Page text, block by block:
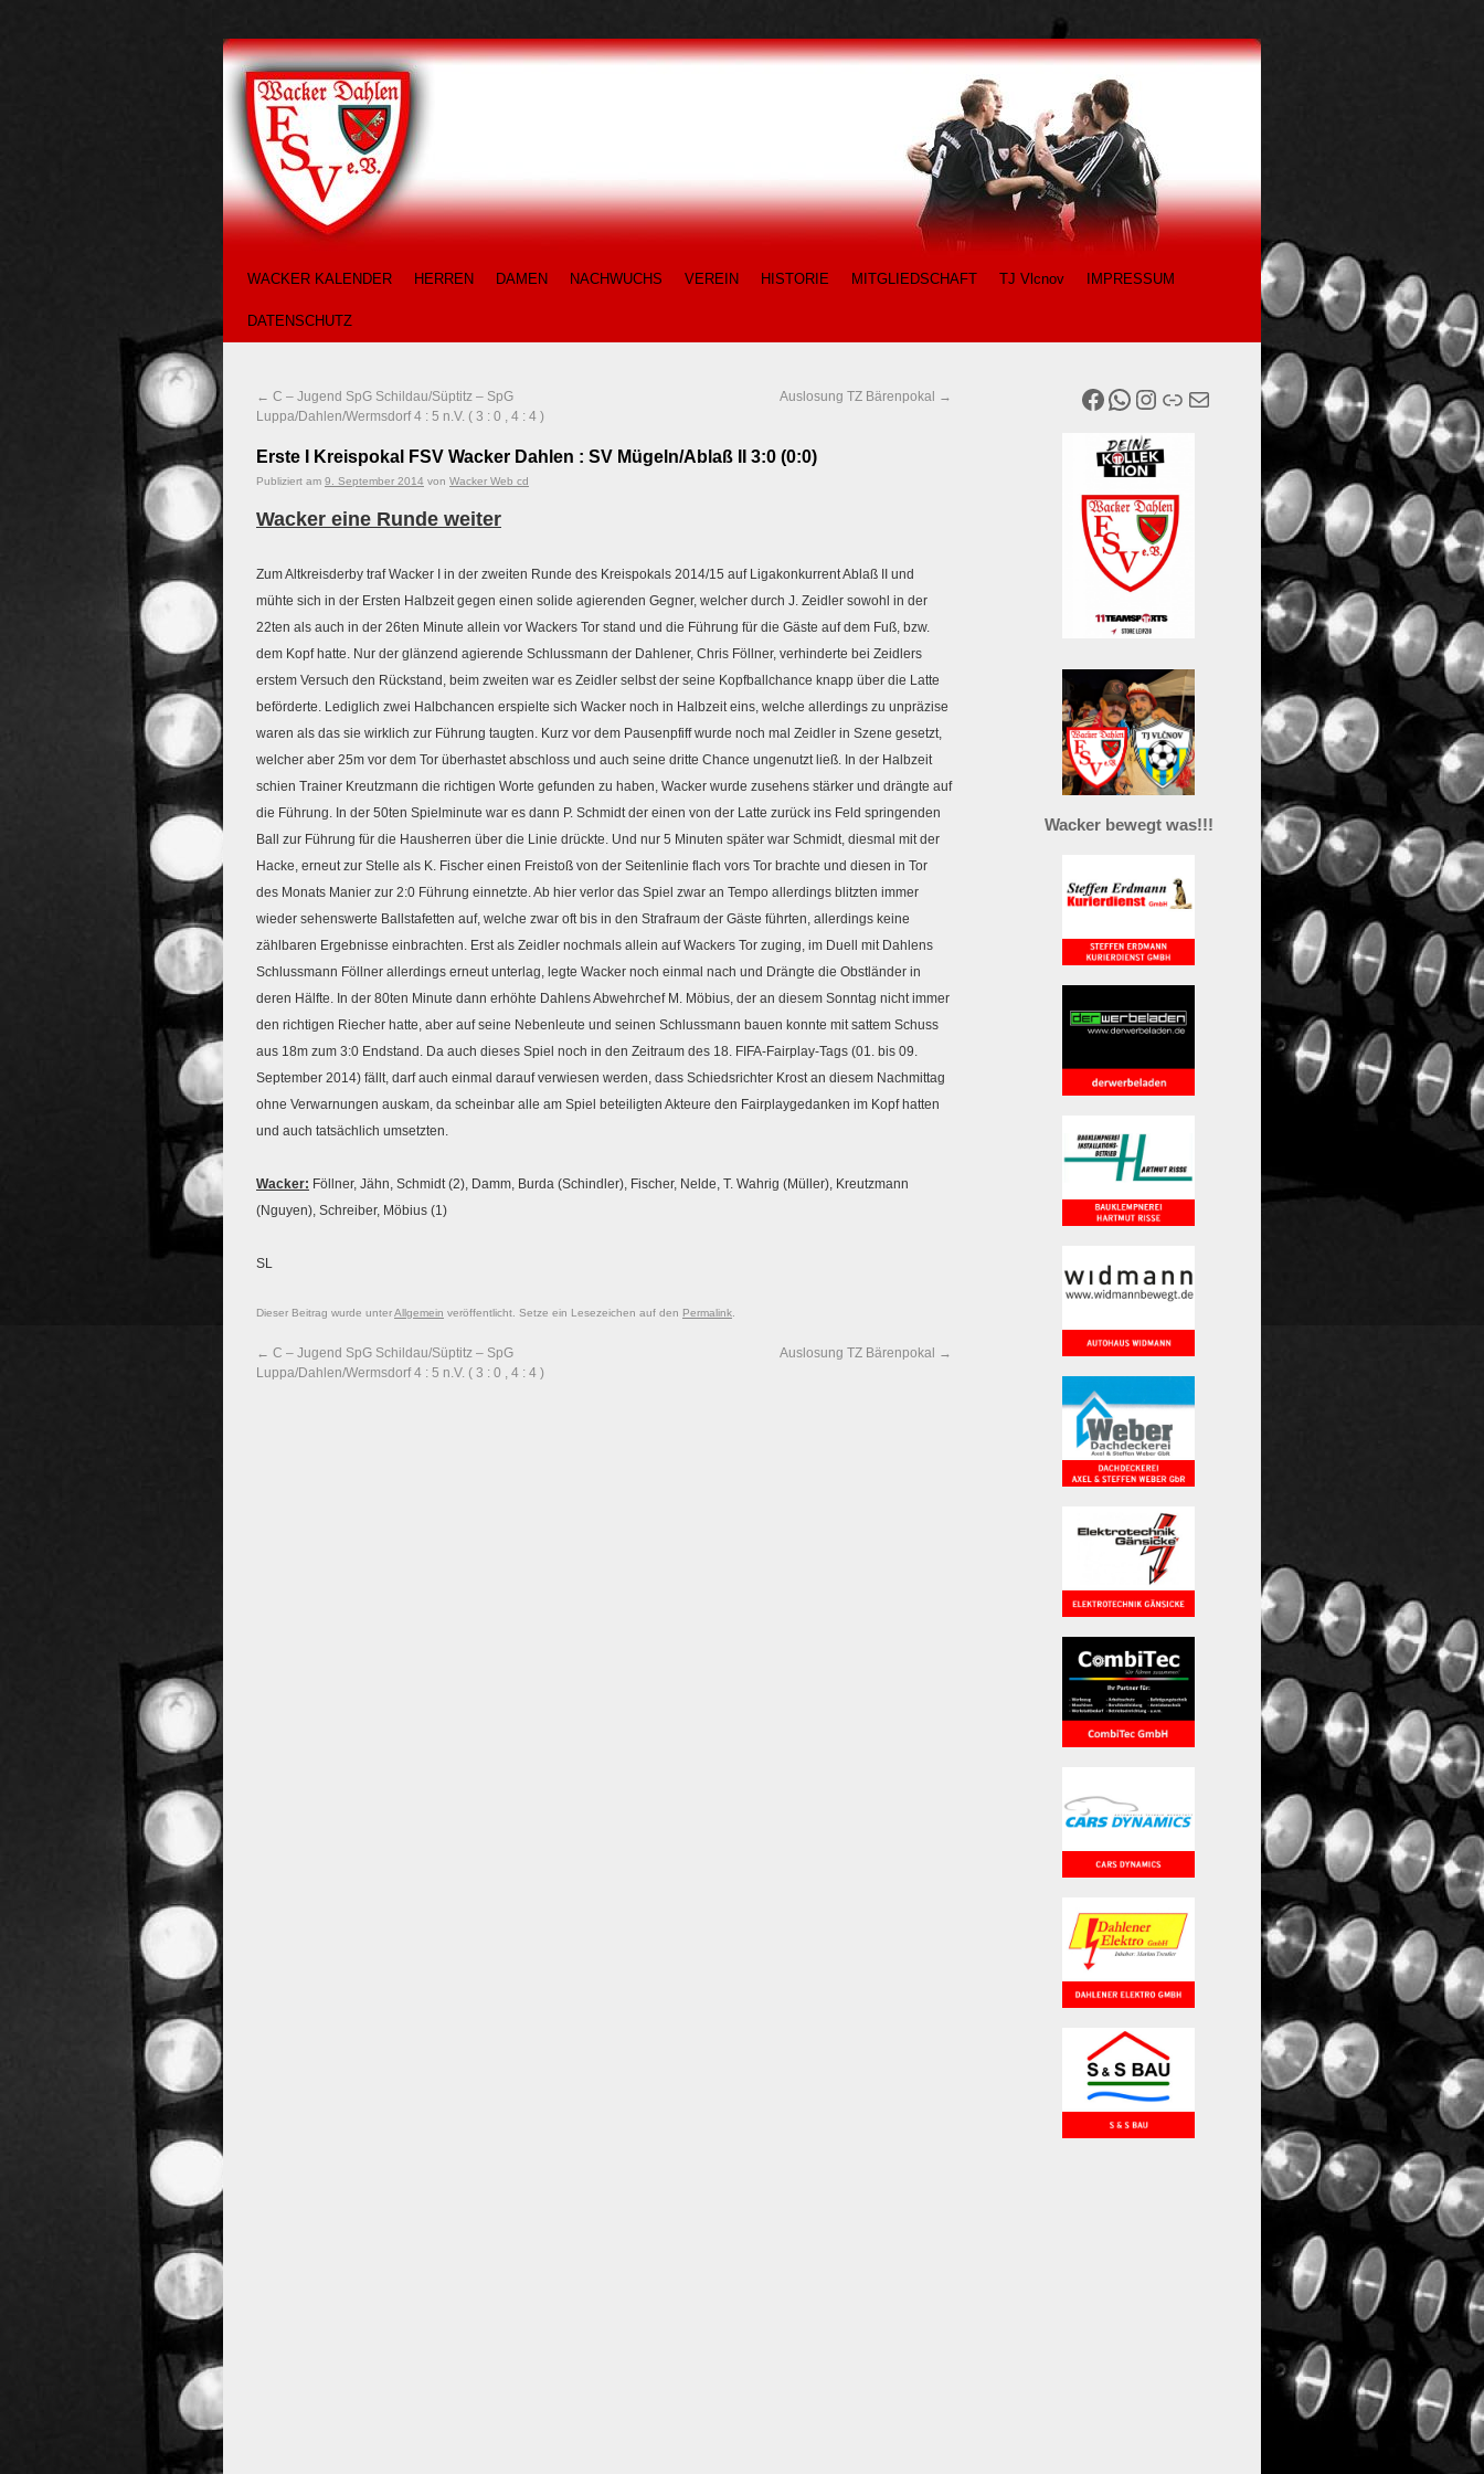
WACKER KALENDER HERREN DAMEN NACHWUCHS VEREIN HISTORIE MITGLIEDSCHAFT TJ Vlcnov IMPRESSUM
DATENSCHUTZ
← C – Jugend SpG Schildau/Süptitz – SpG
Luppa/Dahlen/Wermsdorf 4 : 5 n.V. ( 3 : 0 , 4 : 4 )
Auslosung TZ Bärenpokal →
Erste I Kreispokal FSV Wacker Dahlen : SV Mügeln/Ablaß II 3:0 (0:0)
Publiziert am 9. September 2014 von Wacker Web cd
Wacker eine Runde weiter
Zum Altkreisderby traf Wacker I in der zweiten Runde des Kreispokals 2014/15 auf Ligakonkurrent Ablaß II und
mühte sich in der Ersten Halbzeit gegen einen solide agierenden Gegner, welcher durch J. Zeidler sowohl in der
22ten als auch in der 26ten Minute allein vor Wackers Tor stand und die Führung für die Gäste auf dem Fuß, bzw.
dem Kopf hatte. Nur der glänzend agierende Schlussmann der Dahlener, Chris Föllner, verhinderte bei Zeidlers
erstem Versuch den Rückstand, beim zweiten war es Zeidler selbst der seine Kopfballchance knapp über die Latte
beförderte. Lediglich zwei Halbchancen erspielte sich Wacker noch in Halbzeit eins, welche allerdings zu unpräzise
waren als das sie wirklich zur Führung taugten. Kurz vor dem Pausenpfiff wurde noch mal Zeidler in Szene gesetzt,
welcher aber 25m vor dem Tor überhastet abschloss und auch seine dritte Chance ungenutzt ließ. In der Halbzeit
schien Trainer Kreutzmann die richtigen Worte gefunden zu haben, Wacker wurde zusehens stärker und drängte auf
die Führung. In der 50ten Spielminute war es dann P. Schmidt der einen von der Latte zurück ins Feld springenden
Ball zur Führung für die Hausherren über die Linie drückte. Und nur 5 Minuten später war Schmidt, diesmal mit der
Hacke, erneut zur Stelle als K. Fischer einen Freistoß von der Seitenlinie flach vors Tor brachte und diesen in Tor
des Monats Manier zur 2:0 Führung einnetzte. Ab hier verlor das Spiel zwar an Tempo allerdings blitzten immer
wieder sehenswerte Ballstafetten auf, welche zwar oft bis in den Strafraum der Gäste führten, allerdings keine
zählbaren Ergebnisse einbrachten. Erst als Zeidler nochmals allein auf Wackers Tor zuging, im Duell mit Dahlens
Schlussmann Föllner allerdings erneut unterlag, legte Wacker noch einmal nach und Drängte die Obstländer in
deren Hälfte. In der 80ten Minute dann erhöhte Dahlens Abwehrchef M. Möbius, der an diesem Sonntag nicht immer
den richtigen Riecher hatte, aber auf seine Nebenleute und seinen Schlussmann bauen konnte mit sattem Schuss
aus 18m zum 3:0 Endstand. Da auch dieses Spiel noch in den Zeitraum des 18. FIFA-Fairplay-Tags (01. bis 09.
September 2014) fällt, darf auch einmal darauf verwiesen werden, dass Schiedsrichter Krost an diesem Nachmittag
ohne Verwarnungen auskam, da scheinbar alle am Spiel beteiligten Akteure den Fairplaygedanken im Kopf hatten
und auch tatsächlich umsetzten.
Wacker: Föllner, Jähn, Schmidt (2), Damm, Burda (Schindler), Fischer, Nelde, T. Wahrig (Müller), Kreutzmann
(Nguyen), Schreiber, Möbius (1)
SL
Dieser Beitrag wurde unterAllgemein veröffentlicht. Setze ein Lesezeichen auf den Permalink
← C – Jugend SpG Schildau/Süptitz – SpG
Luppa/Dahlen/Wermsdorf 4 : 5 n.V. ( 3 : 0 , 4 : 4 )
Auslosung TZ Bärenpokal →
Wacker bewegt was!!!